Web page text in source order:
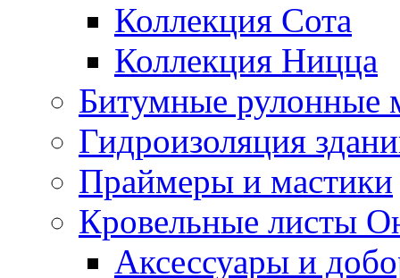
Коллекция Сота
Коллекция Ницца
Битумные рулонные
Гидроизоляция
Праймеры и мастики
Кровельные листы
Аксессуары и